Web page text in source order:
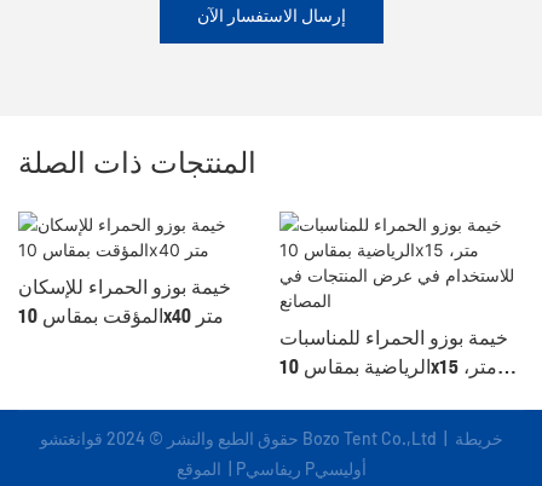
إرسال الاستفسار الآن
المنتجات ذات الصلة
خيمة بوزو الحمراء للإسكان
المؤقت بمقاس 10x40 متر
خيمة بوزو الحمراء للمناسبات
الرياضية بمقاس 10x15 متر،
حقوق الطبع والنشر © 2024 قوانغتشو Bozo Tent Co.,Ltd |
Pريفاسي Pأوليسي